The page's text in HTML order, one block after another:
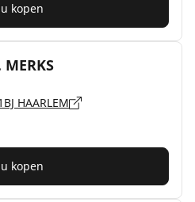
kopen
MERKS
HAARLEM
kopen